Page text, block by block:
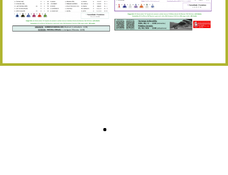
Abuztaren 12a / 12 de
15/08 17:05 Abuztuaren 15a / 15 de
30/08 17:30 Abuztuaren 30a / 30 de